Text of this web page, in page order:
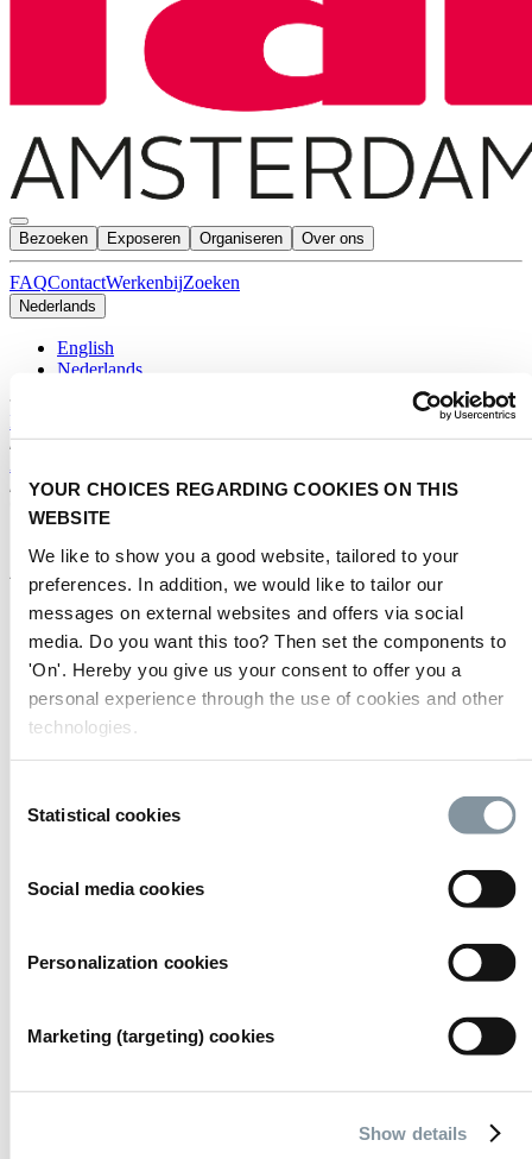
YOUR CHOICES REGARDING COOKIES ON THIS
WEBSITE
We like to show you a good website, tailored to your
preferences. In addition, we would like to tailor our
messages on external websites and offers via social
media. Do you want this too? Then set the components to
'On'. Hereby you give us your consent to offer you a
personal experience through the use of cookies and other
technologies.
Selection
Statistical cookies
Social media cookies
Personalization cookies
Marketing (targeting) cookies
Show details
Bezoeken Exposeren Organiseren Over ons
FAQContactWerkenbijZoeken
Nederlands
English
Nederlands
Home
/
Agenda
/
AutomationSTAR